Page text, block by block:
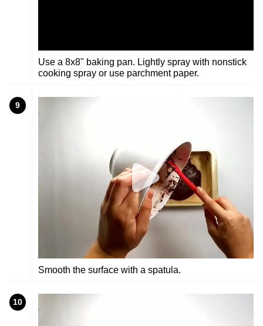
Use a 8x8" baking pan. Lightly spray with nonstick
cooking spray or use parchment paper.
9
Smooth the surface with a spatula.
10